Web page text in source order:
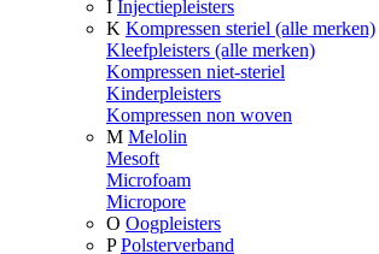
I Injectiepleisters
K Kompressen steriel (alle merken)
Kleefpleisters (alle merken)
Kompressen niet-steriel
Kinderpleisters
Kompressen non woven
M Melolin
Mesoft
Microfoam
Micropore
O Oogpleisters
P Polsterverband